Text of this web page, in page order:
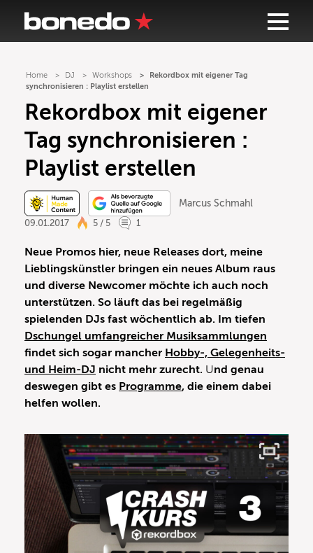
Home DJ Workshops
Rekordbox mit eigener Tag
synchronisieren : Playlist erstellen
Rekordbox mit eigener
Tag synchronisieren :
Playlist erstellen
Marcus Schmahl
09.01.2017
5 / 5 1
Neue Promos hier, neue Releases dort, meine
Lieblingskünstler bringen ein neues Album raus
und diverse Newcomer möchte ich auch noch
unterstützen. So läuft das bei regelmäßig
spielenden DJs fast wöchentlich ab. Im tiefen
Dschungel umfangreicher Musiksammlungen
findet sich sogar mancher Hobby-, Gelegenheits-
und Heim-DJ nicht mehr zurecht. Und genau
deswegen gibt es Programme, die einem dabei
helfen wollen.